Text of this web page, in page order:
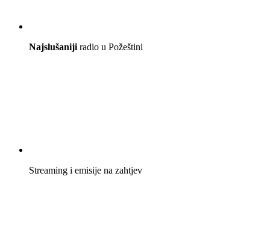
Najslušaniji radio u Požeštini
Streaming i emisije na zahtjev